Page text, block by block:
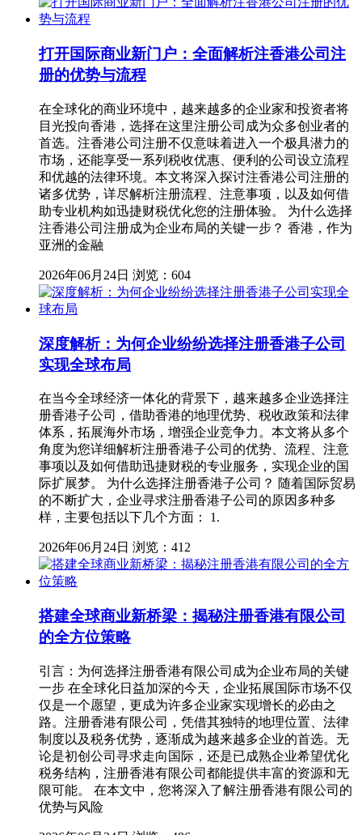
打开国际商业新门户：全面解析注香港公司注
册的优势与流程
在全球化的商业环境中，越来越多的企业家和投资者将
目光投向香港，选择在这里注册公司成为众多创业者的
首选。注香港公司注册不仅意味着进入一个极具潜力的
市场，还能享受一系列税收优惠、便利的公司设立流程
和优越的法律环境。本文将深入探讨注香港公司注册的
诸多优势，详尽解析注册流程、注意事项，以及如何借
助专业机构如迅捷财税优化您的注册体验。 为什么选择
注香港公司注册成为企业布局的关键一步？ 香港，作为
亚洲的金融
2026年06月24日 浏览：604
深度解析：为何企业纷纷选择注册香港子公司
实现全球布局
在当今全球经济一体化的背景下，越来越多企业选择注
册香港子公司，借助香港的地理优势、税收政策和法律
体系，拓展海外市场，增强企业竞争力。本文将从多个
角度为您详细解析注册香港子公司的优势、流程、注意
事项以及如何借助迅捷财税的专业服务，实现企业的国
际扩展梦。 为什么选择注册香港子公司？ 随着国际贸易
的不断扩大，企业寻求注册香港子公司的原因多种多
样，主要包括以下几个方面： 1.
2026年06月24日 浏览：412
搭建全球商业新桥梁：揭秘注册香港有限公司
的全方位策略
引言：为何选择注册香港有限公司成为企业布局的关键
一步 在全球化日益加深的今天，企业拓展国际市场不仅
仅是一个愿望，更成为许多企业家实现增长的必由之
路。注册香港有限公司，凭借其独特的地理位置、法律
制度以及税务优势，逐渐成为越来越多企业的首选。无
论是初创公司寻求走向国际，还是已成熟企业希望优化
税务结构，注册香港有限公司都能提供丰富的资源和无
限可能。 在本文中，您将深入了解注册香港有限公司的
优势与风险